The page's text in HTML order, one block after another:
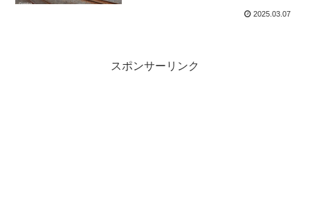
2025.03.07
スポンサーリンク